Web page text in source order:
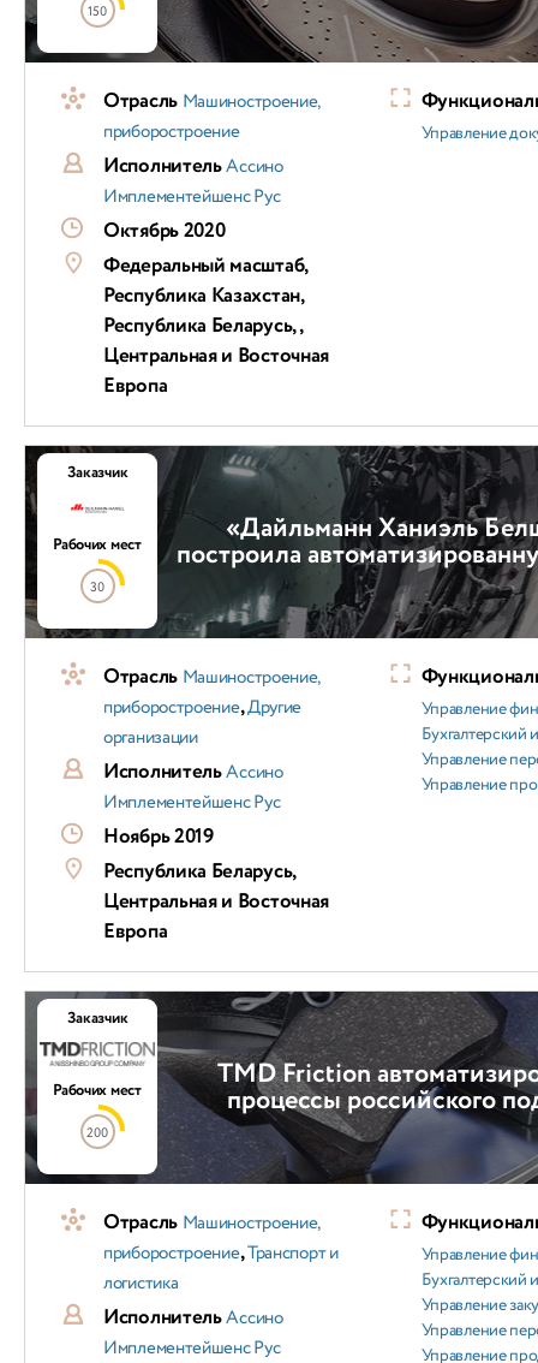
150
Отрасль Машиностроение,
приборостроение
ИсполнительАссино
Имплементейшенс Рус
Октябрь 2020
Федеральный масштаб,
Республика Казахстан,
Республика Беларусь, ,
Центральная и Восточная
Европа
Управление
«Дайльманн Ханиэль
построила
Заказчик
Рабочих мест
30
Отрасль Машиностроение,
приборостроение,Другие
организации
ИсполнительАссино
Имплементейшенс Рус
Ноябрь 2019
Республика Беларусь,
Центральная и Восточная
Европа
Управление
Бухгалтерский
Управление
Управление
TMD Friction
процессы российского
Заказчик
Рабочих мест
200
Отрасль Машиностроение,
приборостроение,Транспорт и
логистика
ИсполнительАссино
Имплементейшенс Рус
Управление
Бухгалтерский
Управление
Управление
Управление